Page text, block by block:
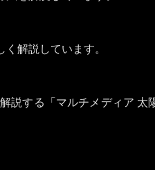
解説しています。
説する「マルチメディア